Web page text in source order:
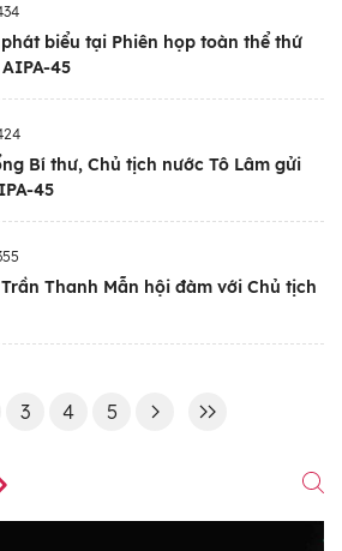
biểu tại Phiên họp toàn thể thứ
45
Bí thư, Chủ tịch nước Tô Lâm gửi
45
Thanh Mẫn hội đàm với Chủ tịch
3 4 5